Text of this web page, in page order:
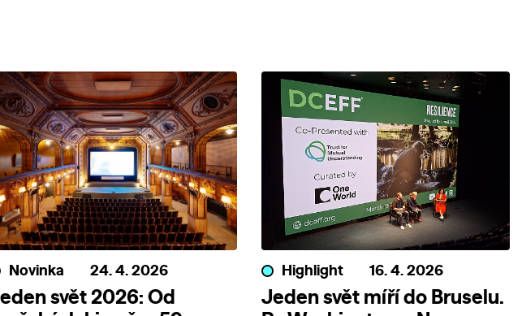
Novinka 24. 4. 2026
svět 2026: Od
Highlight 16. 4. 2026
Jeden svět míří do Bruselu.